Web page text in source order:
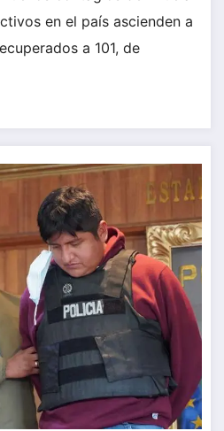
en el país ascienden a
a 101, de